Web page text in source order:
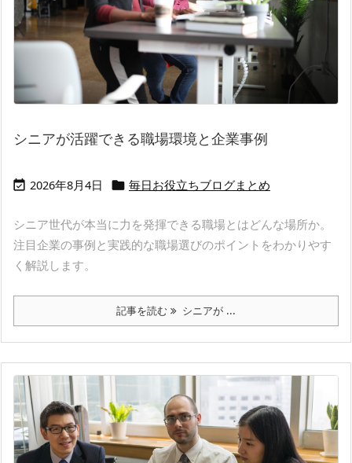
シニアが活躍できる職場環境と企業事例
 2026年8月4日  毎日お役立ちブログまとめ
シニア世代が本当に力を発揮できる職場とはどんな場所か。
注目企業の事例と実践的な職場選びのポイントをわかりやす
く解説します。
記事を読む シニアが ...